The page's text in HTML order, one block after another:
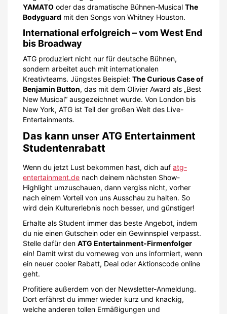
YAMATO oder das dramatische Bühnen-Musical The
Bodyguard mit den Songs von Whitney Houston.
International erfolgreich – vom West End
bis Broadway
ATG produziert nicht nur für deutsche Bühnen,
sondern arbeitet auch mit internationalen
Kreativteams. Jüngstes Beispiel: The Curious Case of
Benjamin Button, das mit dem Olivier Award als „Best
New Musical“ ausgezeichnet wurde. Von London bis
New York, ATG ist Teil der großen Welt des Live-
Entertainments.
Das kann unser ATG Entertainment
Studentenrabatt
Wenn du jetzt Lust bekommen hast, dich auf atg-
entertainment.de nach deinem nächsten Show-
Highlight umzuschauen, dann vergiss nicht, vorher
nach einem Vorteil von uns Ausschau zu halten. So
wird dein Kulturerlebnis noch besser, und günstiger!
Erhalte als Student immer das beste Angebot, indem
du nie einen Gutschein oder ein Gewinnspiel verpasst.
Stelle dafür den ATG Entertainment-Firmenfolger
ein! Damit wirst du vorneweg von uns informiert, wenn
ein neuer cooler Rabatt, Deal oder Aktionscode online
geht.
Profitiere außerdem von der Newsletter-Anmeldung.
Dort erfährst du immer wieder kurz und knackig,
welche anderen tollen Ermäßigungen und